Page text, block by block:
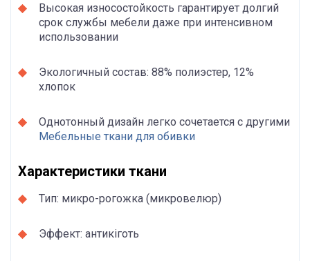
Высокая износостойкость гарантирует долгий
срок службы мебели даже при интенсивном
использовании
Экологичный состав: 88% полиэстер, 12%
хлопок
Однотонный дизайн легко сочетается с другими
Мебельные ткани для обивки
Характеристики ткани
Тип: микро-рогожка (микровелюр)
Эффект: антикіготь